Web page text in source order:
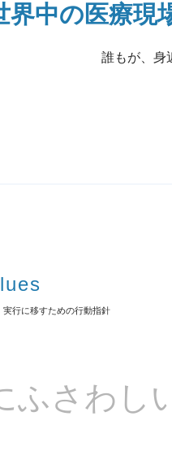
界中の医療現
誰もが、身
行に移すための行動指針
ふさわし